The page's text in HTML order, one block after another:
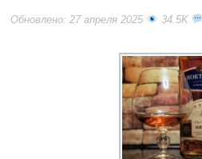
Обновлено: 27 апреля 2025 34.5K